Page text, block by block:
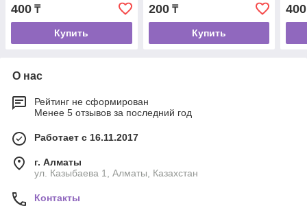
400 ₸
Купить
200₸
Купить
400
О нас
Рейтинг не сформирован
Менее 5 отзывов за последний год
Работает с 16.11.2017
г. Алматы
ул. Казыбаева 1, Алматы, Казахстан
Контакты